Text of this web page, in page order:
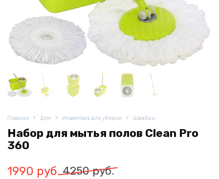
Главная Дом Инвентарь для уборки Швабры
Набор для мытья полов Clean Pro
360
4250руб.
Первоначальная
1990 руб.
Текущая